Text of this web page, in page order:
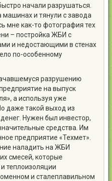
начали разрушаться.
и тянули с завода
мне как-то фотография тех
– постройка ЖБИ с
и недостающими в стенах
по-особенному
разрушению
на выпуск
а используя уже
даже такой выход из
Нужен был инвестор,
средства. Им
предприятие «Техмет».
наладить на ЖБИ
смесей, которые
теплоизоляции
и сталеплавильном